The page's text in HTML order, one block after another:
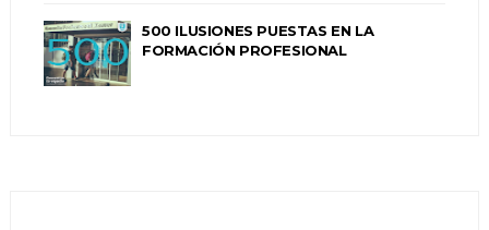
500 ILUSIONES PUESTAS EN LA
FORMACIÓN PROFESIONAL